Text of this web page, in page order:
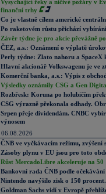
Vysychající řeky a ničivé požáry v
finanční trhy
Co je vlastně cílem americké
Po raketovém růstu přichází
Závěr týdne je pro akcie převážně
ČEZ, a.s.: Oznámení o výplatě
Perly týdne: Zlato nahoru a SpaceX
Hlavní akcionář Volkswagenu je ve
Komerční banka, a.s.: Výpis z
Výsledky oznámily CSG a Gen
Rozbřesk: Koruna po holubičím
CSG výrazně překonala odhady.
Srpen přeje dividendám. CNBC
výnosem
06.08.2026
ČNB ve vyčkávacím režimu, zvýšení
Zásoby plynu v EU jsou pro toto
Růst MercadoLibre akceleruje na
Bankovní rada ČNB podle
Nintendo navýšilo zisk o 150
Goldman Sachs vidí v Evropě